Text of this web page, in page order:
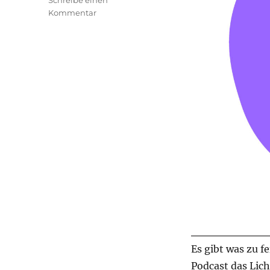
Es gibt was zu
Podcast das
Kommentarzu